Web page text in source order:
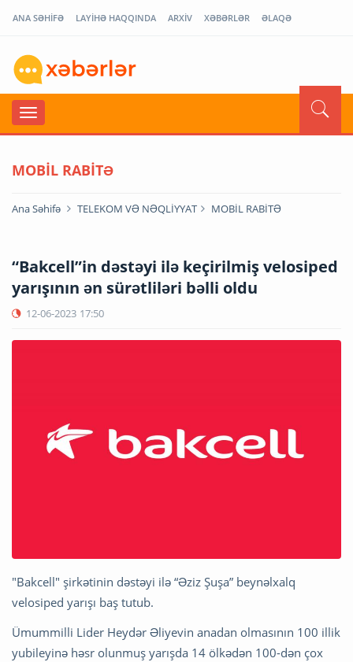
ANA SƏHİFƏ LAYİHƏ HAQQINDA ARXİV XƏBƏRLƏR ƏLAQƏ
MOBİL RABİTƏ
Ana Səhifə TELEKOM VƏ NƏQLİYYAT MOBİL RABİTƏ
“Bakcell”in dəstəyi ilə keçirilmiş velosiped
yarışının ən sürətliləri bəlli oldu
12-06-2023 17:50
"Bakcell" şirkətinin dəstəyi ilə “Əziz Şuşa” beynəlxalq
velosiped yarışı baş tutub.
Ümummilli Lider Heydər Əliyevin anadan olmasının 100 illik
yubileyinə həsr olunmuş yarışda 14 ölkədən 100-dən çox